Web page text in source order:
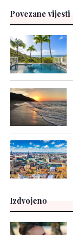
Povezane vijesti
Izdvojeno